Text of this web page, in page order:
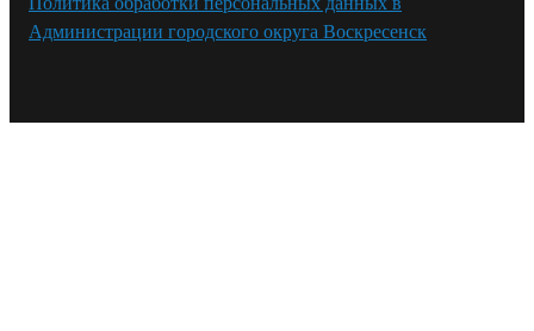
Администрации городского округа Воскресенск